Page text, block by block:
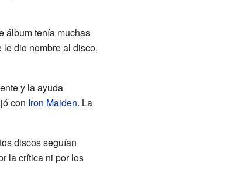
álbum tenía muchas
dio nombre al disco,
y la ayuda
con Iron Maiden. La
discos seguían
la crítica ni por los